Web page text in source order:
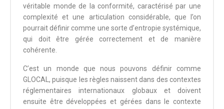
véritable monde de la conformité, caractérisé par une
complexité et une articulation considérable, que l’on
pourrait définir comme une sorte d’entropie systémique,
qui doit être gérée correctement et de manière
cohérente.
C’est un monde que nous pouvons définir comme
GLOCAL, puisque les règles naissent dans des contextes
réglementaires internationaux globaux et doivent
ensuite être développées et gérées dans le contexte